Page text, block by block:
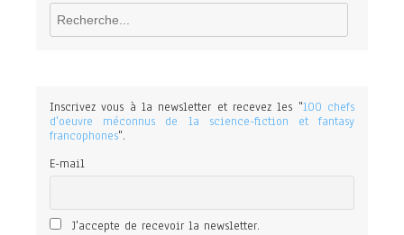
Rechercher
Inscrivez vous à la newsletter et recevez les "100 chefs
d'oeuvre méconnus de la science-fiction et fantasy
francophones".
E-mail
J'accepte de recevoir la newsletter.